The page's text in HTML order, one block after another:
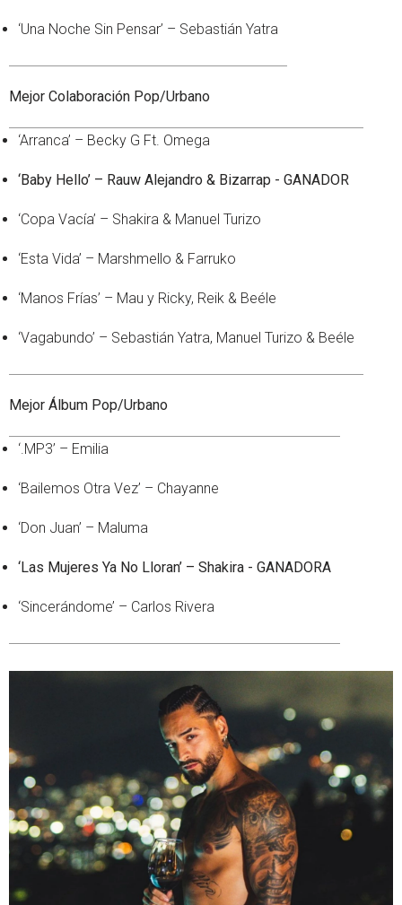
‘Una Noche Sin Pensar’ – Sebastián Yatra
Mejor Colaboración Pop/Urbano
‘Arranca’ – Becky G Ft. Omega
‘Baby Hello’ – Rauw Alejandro & Bizarrap - GANADOR
‘Copa Vacía’ – Shakira & Manuel Turizo
‘Esta Vida’ – Marshmello & Farruko
‘Manos Frías’ – Mau y Ricky, Reik & Beéle
‘Vagabundo’ – Sebastián Yatra, Manuel Turizo & Beéle
Mejor Álbum Pop/Urbano
‘.MP3’ – Emilia
‘Bailemos Otra Vez’ – Chayanne
‘Don Juan’ – Maluma
‘Las Mujeres Ya No Lloran’ – Shakira - GANADORA
‘Sincerándome’ – Carlos Rivera